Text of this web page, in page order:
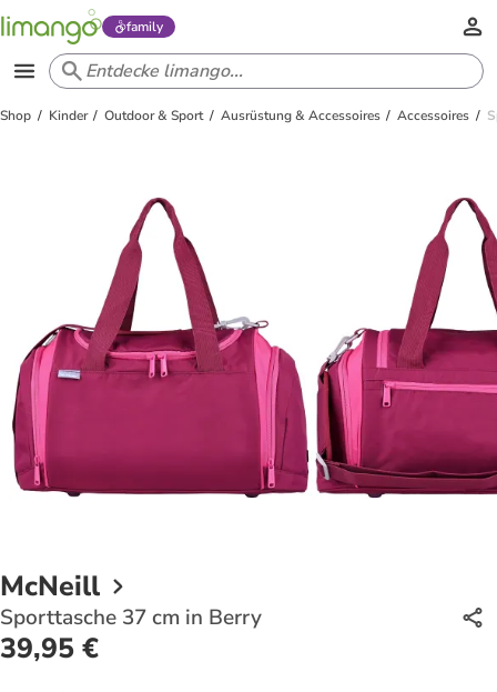
family
Shop Kinder Outdoor & Sport Ausrüstung & Accessoires Accessoires
McNeill
Sporttasche 37 cm in Berry
39,95 €